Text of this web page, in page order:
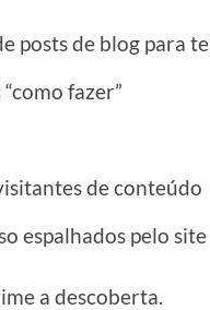
posts de blog para
fazer”
de conteúdo
espalhados pelo site
a descoberta.